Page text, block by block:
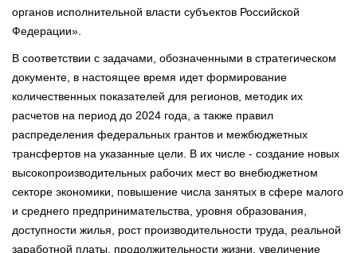
органов исполнительной власти субъектов Российской
Федерации».
В соответствии с задачами, обозначенными в стратегическом
документе, в настоящее время идет формирование
количественных показателей для регионов, методик их
расчетов на период до 2024 года, а также правил
распределения федеральных грантов и межбюджетных
трансфертов на указанные цели. В их числе - создание новых
высокопроизводительных рабочих мест во внебюджетном
секторе экономики, повышение числа занятых в сфере малого
и среднего предпринимательства, уровня образования,
доступности жилья, рост производительности труда, реальной
заработной платы, продолжительности жизни, увеличение